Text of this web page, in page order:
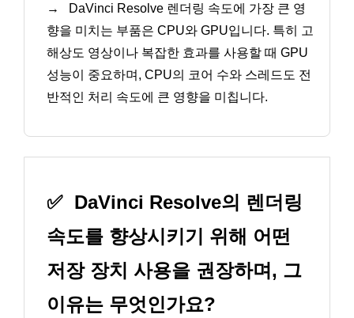
→
DaVinci Resolve 렌더링 속도에 가장 큰 영
향을 미치는 부품은 CPU와 GPU입니다. 특히 고
해상도 영상이나 복잡한 효과를 사용할 때 GPU
성능이 중요하며, CPU의 코어 수와 스레드도 전
반적인 처리 속도에 큰 영향을 미칩니다.
✅ DaVinci Resolve의 렌더링
속도를 향상시키기 위해 어떤
저장 장치 사용을 권장하며, 그
이유는 무엇인가요?